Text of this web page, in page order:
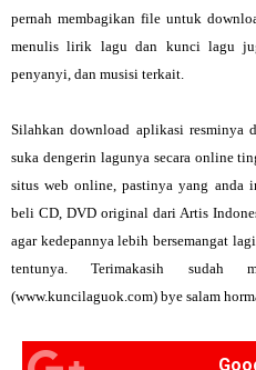
pernah membagikan file untuk
menulis lirik lagu dan kunci lagu
penyanyi, dan musisi terkait.
Silahkan download aplikasi
suka dengerin lagunya secara online
situs web online, pastinya yang anda
beli CD, DVD original dari Artis
agar kedepannya lebih bersemangat
tentunya. Terimakasih
(www.kuncilaguok.com) bye salam